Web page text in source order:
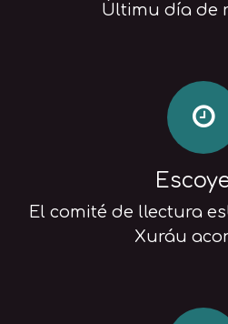
Últimu día de
El comité de llectura
Xuráu